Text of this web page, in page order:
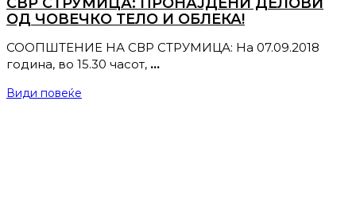
ОД ЧОВЕЧКО ТЕЛО И ОБЛЕКА!
СООПШТЕНИЕ НА СВР СТРУМИЦА: На 07.09.2018
година, во 15.30 часот, …
Види повеќе